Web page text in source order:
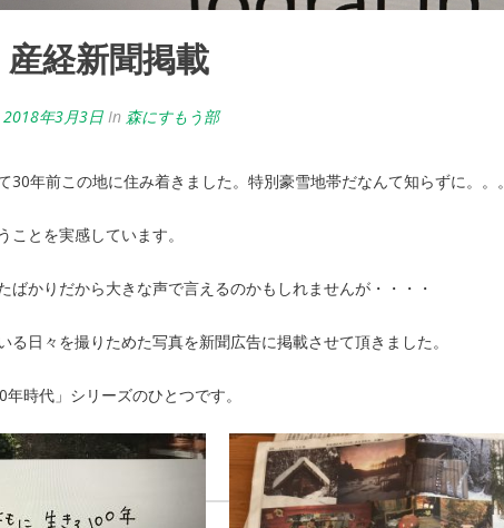
経新聞掲載
2018年3月3日 In 森にすもう部
30年前この地に住み着きました。特別豪雪地帯だなんて知らずに。。。
ことを実感しています。
ばかりだから大きな声で言えるのかもしれませんが・・・・
る日々を撮りためた写真を新聞広告に掲載させて頂きました。
時代」シリーズのひとつです。